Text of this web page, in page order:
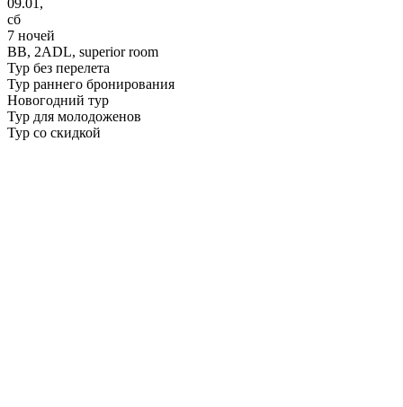
сб
7 ночей
BB, 2ADL, superior room
Тур без перелета
Тур раннего бронирования
Новогодний тур
Тур для молодоженов
Тур со скидкой